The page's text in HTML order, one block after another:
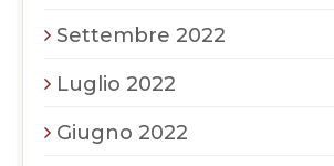
Settembre 2022
Luglio 2022
Giugno 2022